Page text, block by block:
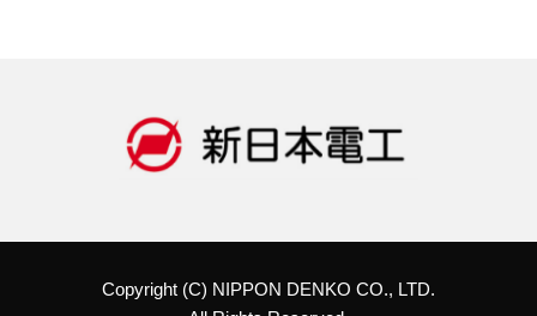
IRカレンダー
株主総会
データ一覧
Copyright (C) NIPPON DENKO CO., LTD.